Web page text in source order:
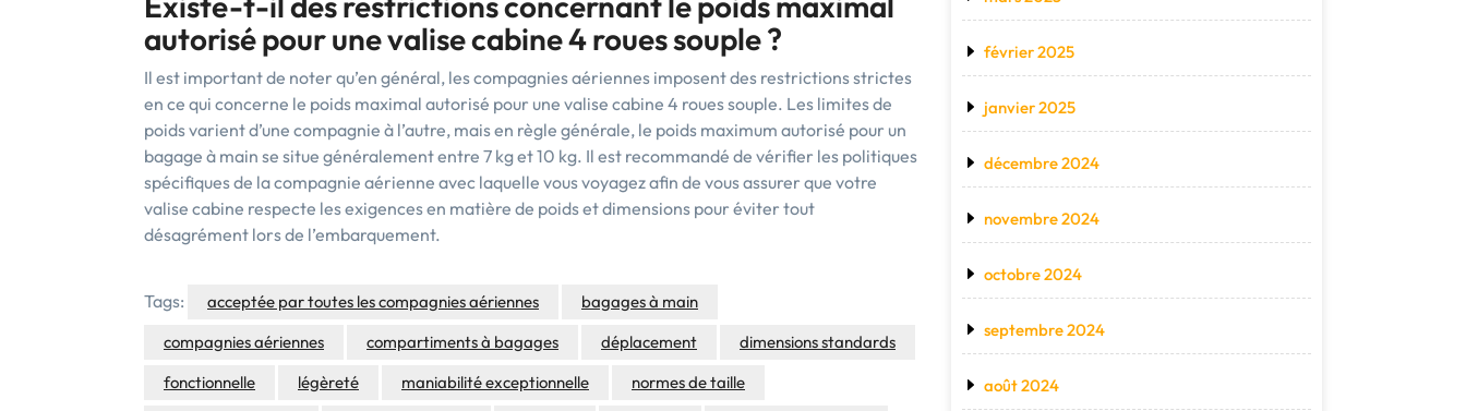
autorisé pour une valise cabine 4 roues souple ?
Il est important de noter qu’en général, les compagnies aériennes imposent des restrictions strictes
en ce qui concerne le poids maximal autorisé pour une valise cabine 4 roues souple. Les limites de
poids varient d’une compagnie à l’autre, mais en règle générale, le poids maximum autorisé pour un
bagage à main se situe généralement entre 7 kg et 10 kg. Il est recommandé de vérifier les politiques
spécifiques de la compagnie aérienne avec laquelle vous voyagez afin de vous assurer que votre
valise cabine respecte les exigences en matière de poids et dimensions pour éviter tout
désagrément lors de l’embarquement.
Tags: acceptée par toutes les compagnies aériennes
bagages à main
compagnies aériennes
compartiments à bagages déplacement
dimensions standards
fonctionnelle
légèreté maniabilité exceptionnelle
normes de taille
février 2025
janvier 2025
décembre 2024
novembre 2024
octobre 2024
septembre 2024
août 2024